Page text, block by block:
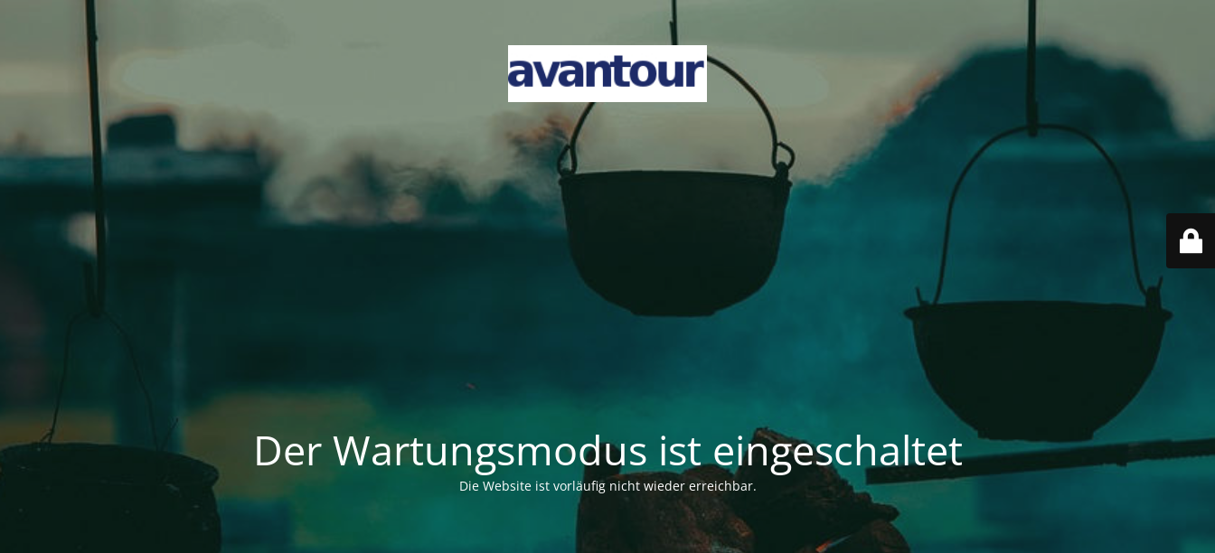
Der Wartungsmodus ist eingeschaltet
Die Website ist vorläufig nicht wieder erreichbar.